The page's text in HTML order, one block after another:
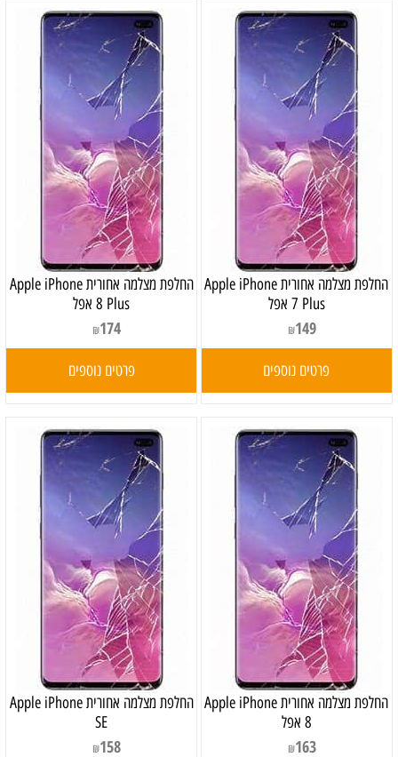
‏החלפת מצלמה אחורית Apple iPhone
7 Plus אפל
₪149
פרטים נוספים
‏החלפת מצלמה אחורית Apple iPhone
8 Plus אפל
₪174
פרטים נוספים
‏החלפת מצלמה אחורית Apple iPhone
8 אפל
₪163
החלפת מצלמה אחורית Apple iPhone
SE
₪158